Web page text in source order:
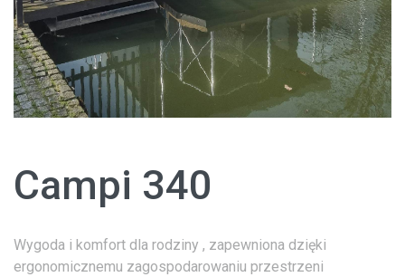
Campi 340
Wygoda i komfort dla rodziny , zapewniona dzięki
ergonomicznemu zagospodarowaniu przestrzeni